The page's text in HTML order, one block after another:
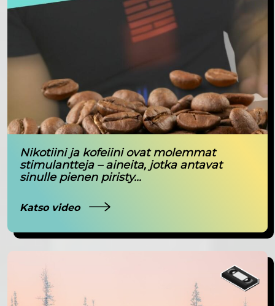
Nikotiini ja kofeiini ovat molemmat
stimulantteja – aineita, jotka antavat
sinulle pienen piristy...
Katso video